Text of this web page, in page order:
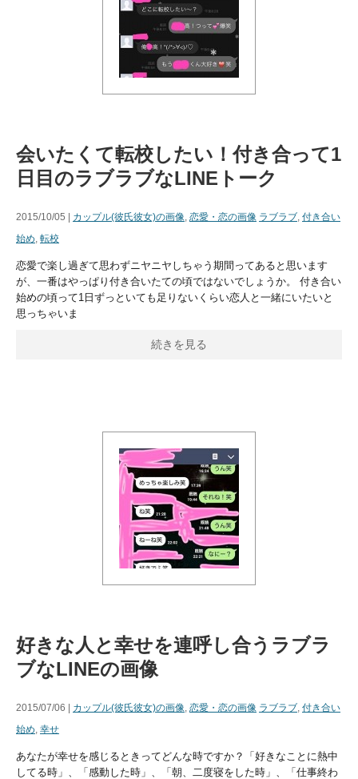
会いたくて転校したい！付き合って1
日目のラブラブなLINEトーク
2015/10/05 | カップル(彼氏彼女)の画像, 恋愛・恋の画像 ラブラブ, 付き合い
始め, 転校
恋愛で楽し過ぎて思わずニヤニヤしちゃう期間ってあると思います
が、一番はやっぱり付き合いたての頃ではないでしょうか。 付き合い
始めの頃って1日ずっといても足りないくらい恋人と一緒にいたいと
思っちゃいま
続きを見る
好きな人と幸せを連呼し合うラブラ
ブなLINEの画像
2015/07/06 | カップル(彼氏彼女)の画像, 恋愛・恋の画像 ラブラブ, 付き合い
始め, 幸せ
あなたが幸せを感じるときってどんな時ですか？「好きなことに熱中
してる時」、「感動した時」、「朝、二度寝をした時」、「仕事終わ